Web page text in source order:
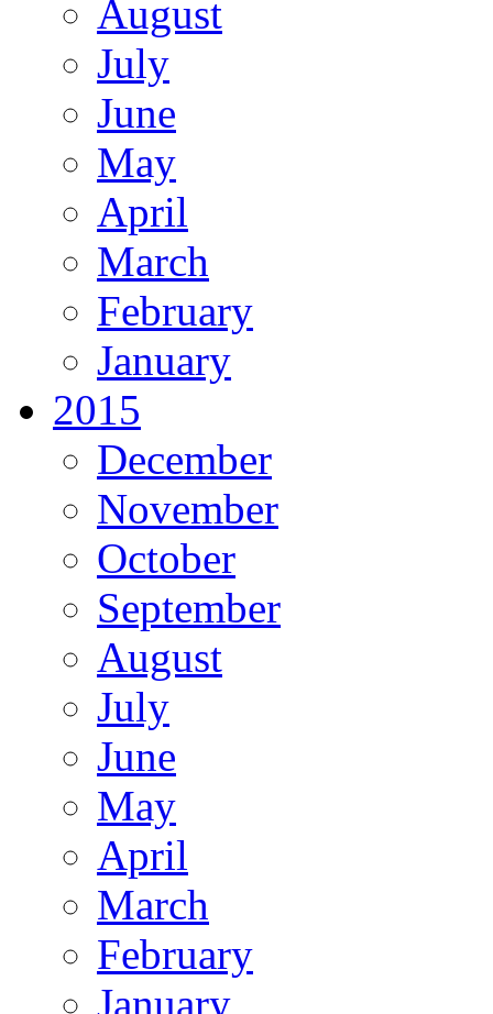
August
July
June
May
April
March
February
January
2015
December
November
October
September
August
July
June
May
April
March
February
January